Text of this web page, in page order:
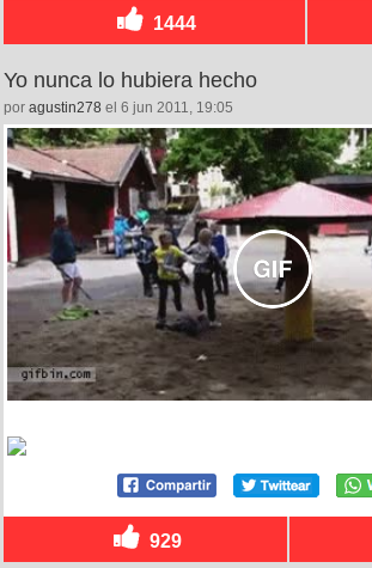
1444
Yo nunca lo hubiera hecho
por agustin278 el 6 jun 2011, 19:05
929